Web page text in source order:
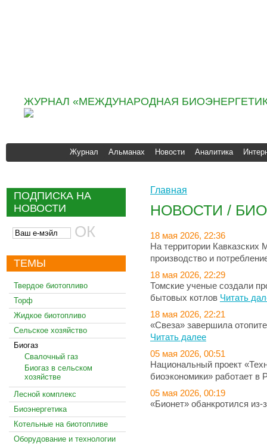
ЖУРНАЛ «МЕЖДУНАРОДНАЯ
Журнал Альманах Новости Аналитика
ПОДПИСКА НА
НОВОСТИ
ТЕМЫ
Твердое биотопливо
Торф
Жидкое биотопливо
Сельское хозяйство
Биогаз
Свалочный газ
Биогаз в сельском
хозяйстве
Лесной комплекс
Биоэнергетика
Котельные на биотопливе
Оборудование и технологии
Главная
НОВОСТИ /
18 мая 2026, 22:36
На территории
производство и
18 мая 2026, 22:29
Томские ученые создали
бытовых котлов Читать
18 мая 2026, 22:21
«Свеза» завершила
Читать далее
05 мая 2026, 00:51
Национальный проект
биоэкономики» работает
05 мая 2026, 00:19
«Бионет» обанкротился